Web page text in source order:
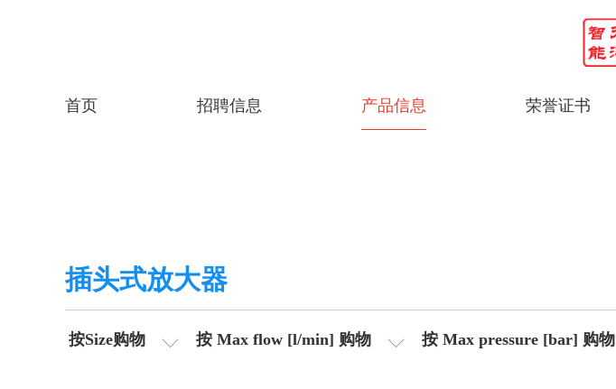
首页 招聘信息 产品信息 荣誉证书
插头式放大器
按Size购物 按 Max flow [l/min] 购物 按 Max pressure [bar] 购物